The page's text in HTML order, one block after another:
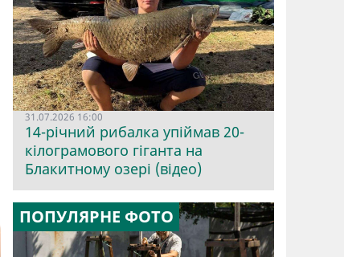
31.07.2026 16:00
14-річний рибалка упіймав 20-
кілограмового гіганта на
Блакитному озері (відео)
ПОПУЛЯРНЕ ФОТО